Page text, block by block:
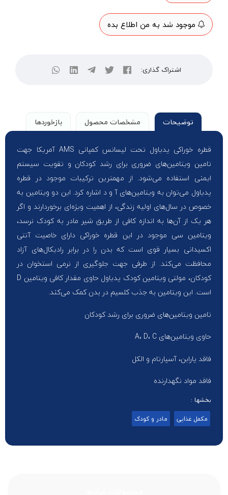
موجود شد به من اطلاع بده
اشتراک گذاری:
توضیحات مشخصات محصول بازخوردها
قطره خوراکی پدیاول تحت لیسانس کمپانی AMS آمریکا جهت
تامین ویتامین‌های ضروری برای رشد کودکان و تقویت سیستم
ایمنی استفاده می‌شود. از مهمترین ترکیبات موجود در قطره
پدیاول می‌توان به ویتامین‌های آ و د اشاره کرد. این دو ویتامین به
خصوص در سال‌های اولیه زندگی، از اهمیت ویژه‌ای برخوردارند و اگر
هر یک از آن‌ها به اندازه کافی از طریق شیر مادر به کودک نرسد،
ویتامین سی موجود در این قطره خوراکی دارای خاصیت آنتی
اکسیدانی بسیار قوی است که بدن را در برابر رادیکال‌های آزاد
محافظت می‌کند. از طرفی جهت جلوگیری از نرمی استخوان در
کودکان، مولتی ویتامین کودک پدیاول حاوی مقدار کافی ویتامین D
است. این ویتامین به جذب کلسیم در بدن کمک می‌کند.
تامین ویتامین‌های ضروری برای رشد کودکان
حاوی ویتامین‌های A، D، C
فاقد پارابن، آسپارتام و الکل
فاقد مواد نگهدارنده
بخشها :
مکمل غذایی
مادر و کودک